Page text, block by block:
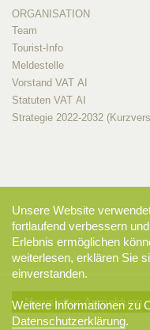
ORGANISATION
Team
Tourist-Info
Meldestelle
Vorstand VAT AI
Statuten VAT AI
Strategie 2022-2032
Newsletter-Anmeldung
Unsere Website
fortlaufend verbessern
Erlebnis ermöglichen
weiterlesen, erklären Sie
einverstanden.
Weitere Informationen zu
Datenschutzerklärung.